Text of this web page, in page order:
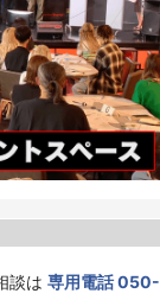
談は 専用電話 050-